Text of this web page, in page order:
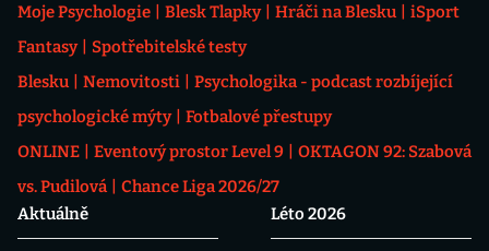
Moje Psychologie Blesk Tlapky Hráči na Blesku
iSport
Fantasy
Spotřebitelské testy
Blesku
Nemovitosti
Psychologika - podcast rozbíjející
psychologické mýty
Fotbalové přestupy
ONLINE
Eventový prostor Level 9
OKTAGON 92: Szabová
vs. Pudilová
Chance Liga 2026/27
Aktuálně
Léto 2026